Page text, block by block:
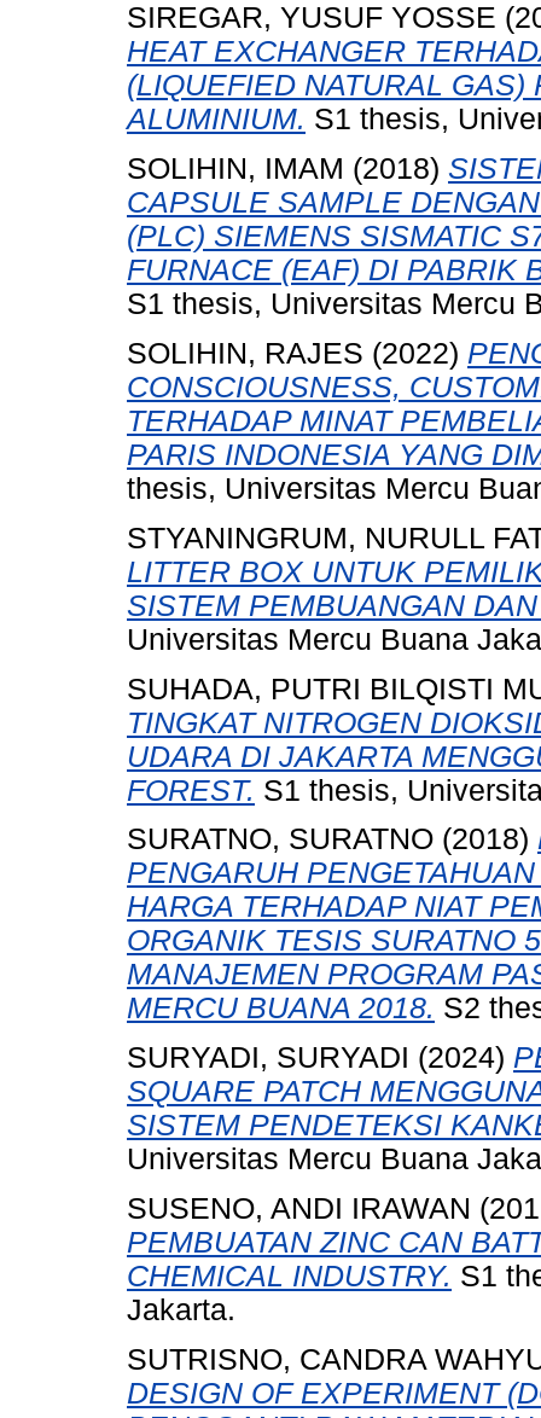
SIREGAR, YUSUF YOSSE
HEAT EXCHANGER
(LIQUEFIED NATURAL GAS)
ALUMINIUM. S1 thesis,
SOLIHIN, IMAM (2018)
CAPSULE SAMPLE
(PLC) SIEMENS SISMATIC
FURNACE (EAF) DI PABRIK
S1 thesis, Universitas Mercu
SOLIHIN, RAJES (2022)
CONSCIOUSNESS,
TERHADAP MINAT
PARIS INDONESIA YANG
thesis, Universitas Mercu
STYANINGRUM, NURULL
LITTER BOX UNTUK
SISTEM PEMBUANGAN
Universitas Mercu Buana
SUHADA, PUTRI BILQISTI
TINGKAT NITROGEN
UDARA DI JAKARTA
FOREST. S1 thesis,
SURATNO, SURATNO (2018)
PENGARUH
HARGA TERHADAP NIAT
ORGANIK TESIS SURATNO
MANAJEMEN PROGRAM
MERCU BUANA 2018. S2
SURYADI, SURYADI (2024)
SQUARE PATCH
SISTEM PENDETEKSI
Universitas Mercu Buana
SUSENO, ANDI IRAWAN
PEMBUATAN ZINC CAN
CHEMICAL INDUSTRY. S1
Jakarta.
SUTRISNO, CANDRA
DESIGN OF EXPERIMENT